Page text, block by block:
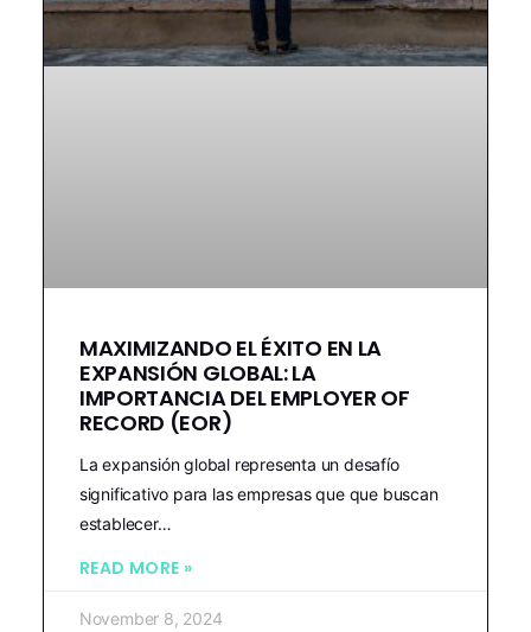
MAXIMIZANDO EL ÉXITO EN LA
EXPANSIÓN GLOBAL: LA
IMPORTANCIA DEL EMPLOYER OF
RECORD (EOR)
La expansión global representa un desafío
significativo para las empresas que que buscan
establecer…
READ MORE »
November 8, 2024